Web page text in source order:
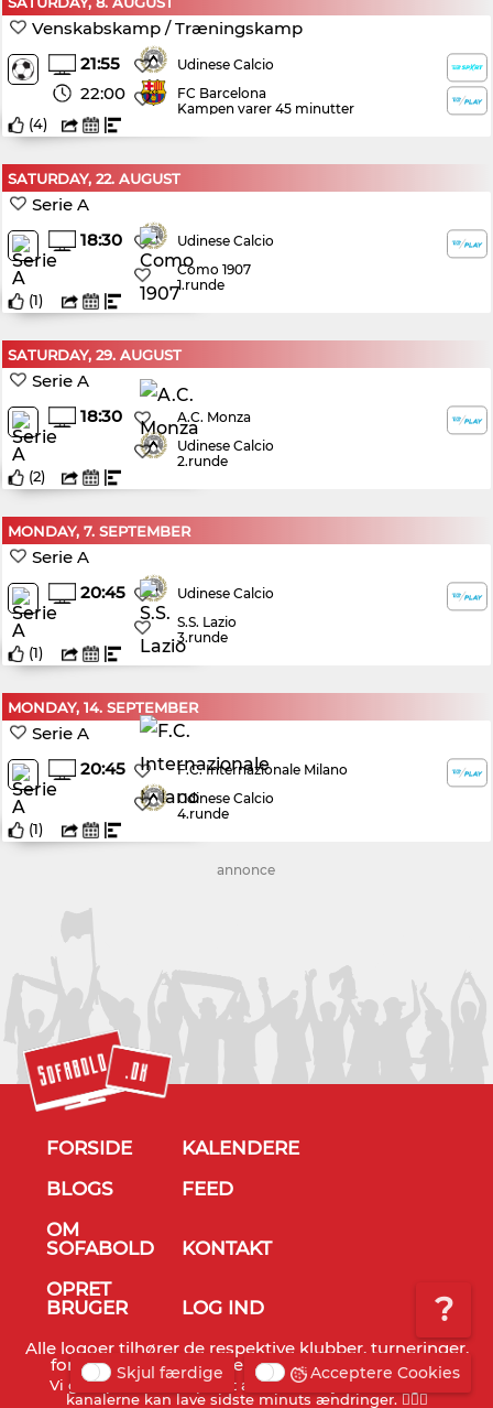
?
Venskabskamp / Træningskamp
21:55
22:00
Udinese Calcio
FC Barcelona
Kampen varer 45 minutter
(4)
SATURDAY, 22. AUGUST
Serie A
18:30
Udinese Calcio
Como 1907
1.runde
(1)
SATURDAY, 29. AUGUST
Serie A
18:30
A.C. Monza
Udinese Calcio
2.runde
(2)
MONDAY, 7. SEPTEMBER
Serie A
20:45
Udinese Calcio
S.S. Lazio
3.runde
(1)
MONDAY, 14. SEPTEMBER
Serie A
20:45
F.C. Internazionale Milano
Udinese Calcio
4.runde
(1)
annonce
FORSIDE
KALENDERE
BLOGS
FEED
OM
SOFABOLD
KONTAKT
OPRET
BRUGER
LOG IND
Alle logoer tilhører de respektive klubber, turneringer,
forbund og TV stationer - © Sofabold 2011-2026
Vi gør opmærksom på, at alt info er vejledende og TV
kanalerne kan lave sidste minuts ændringer. 🤷🏻‍♂️
Skjul færdige Acceptere Cookies